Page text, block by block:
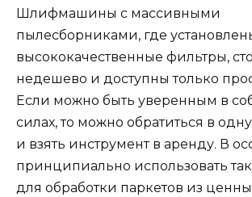
Шлифмашины с массивными
пылесборниками, где
высококачественные фильтры,
недешево и доступны только
Если можно быть уверенным в
силах, то можно обратиться в
и взять инструмент в аренду. В
принципиально использовать
для обработки паркетов из